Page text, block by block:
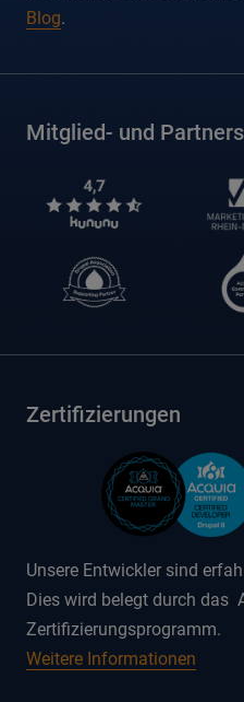
Blog.
Mitglied- und
Zertifizierungen
Unsere Entwickler sind
Dies wird belegt durch das
Zertifizierungsprogramm.
Weitere Informationen